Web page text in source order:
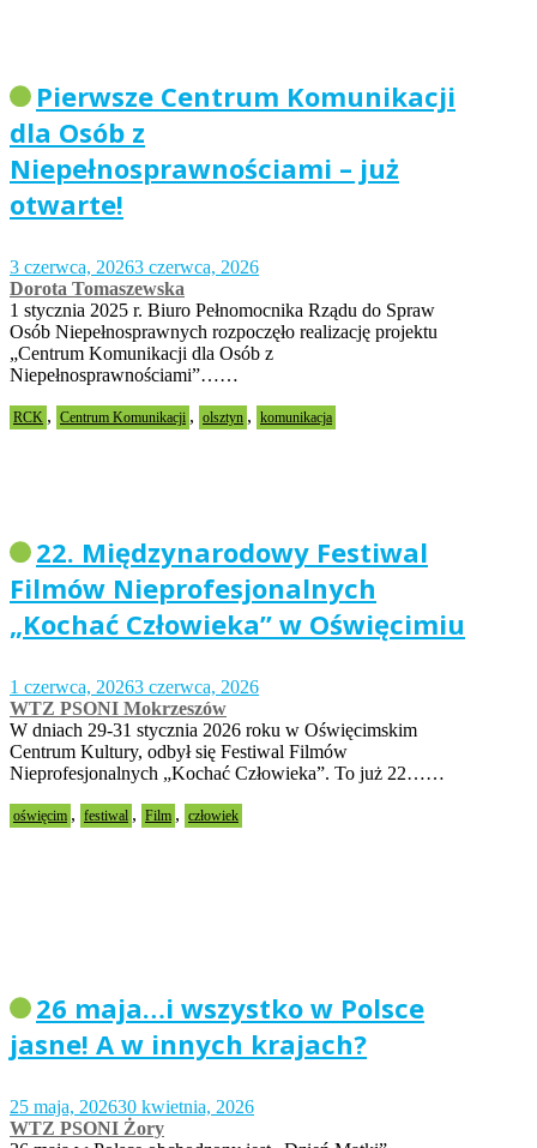
Pierwsze Centrum Komunikacji
dla Osób z
Niepełnosprawnościami – już
otwarte!
3 czerwca, 20263 czerwca, 2026
Dorota Tomaszewska
1 stycznia 2025 r. Biuro Pełnomocnika Rządu do Spraw
Osób Niepełnosprawnych rozpoczęło realizację projektu
„Centrum Komunikacji dla Osób z
Niepełnosprawnościami”……
RCK , Centrum Komunikacji , olsztyn , komunikacja
22. Międzynarodowy Festiwal
Filmów Nieprofesjonalnych
„Kochać Człowieka” w Oświęcimiu
1 czerwca, 20263 czerwca, 2026
WTZ PSONI Mokrzeszów
W dniach 29-31 stycznia 2026 roku w Oświęcimskim
Centrum Kultury, odbył się Festiwal Filmów
Nieprofesjonalnych „Kochać Człowieka”. To już 22……
oświęcim , festiwal , Film , człowiek
26 maja…i wszystko w Polsce
jasne! A w innych krajach?
25 maja, 202630 kwietnia, 2026
WTZ PSONI Żory